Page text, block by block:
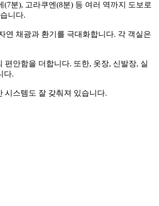
분), 고라쿠엔(8분) 등 여러 역까지 도보로
니다.
연 채광과 환기를 극대화합니다. 각 객실은
안함을 더합니다. 또한, 옷장, 신발장, 실
다.
시스템도 잘 갖춰져 있습니다.